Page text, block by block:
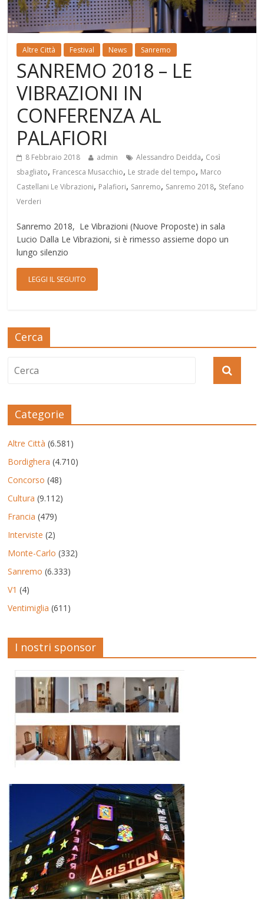
Altre Città Festival News Sanremo
SANREMO 2018 – LE
VIBRAZIONI IN
CONFERENZA AL
PALAFIORI
8 Febbraio 2018 admin Alessandro Deidda, Così
sbagliato, Francesca Musacchio, Le strade del tempo, Marco
Castellani Le Vibrazioni, Palafiori, Sanremo, Sanremo 2018, Stefano
Verderi
Sanremo 2018, Le Vibrazioni (Nuove Proposte) in sala
Lucio Dalla Le Vibrazioni, si è rimesso assieme dopo un
lungo silenzio
LEGGI IL SEGUITO
Cerca
Categorie
Altre Città (6.581)
Bordighera (4.710)
Concorso (48)
Cultura (9.112)
Francia (479)
Interviste (2)
Monte-Carlo (332)
Sanremo (6.333)
V1 (4)
Ventimiglia (611)
I nostri sponsor